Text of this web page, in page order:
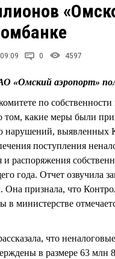
0 4597
«Омский аэропорт»
по
какие меры были
нарушений, выявленных
поступления
и распоряжения
года. Отчет
признала, что
в министерстве
что
в размере 63 млн